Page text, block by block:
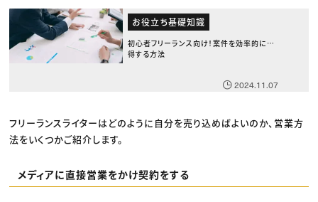
お役立ち基礎知識
初心者フリーランス向け！案件を効率的に獲
得する方法
2024.11.07
フリーランスライターはどのように自分を売り込めばよいのか、営業方
法をいくつかご紹介します。
メディアに直接営業をかけ契約をする